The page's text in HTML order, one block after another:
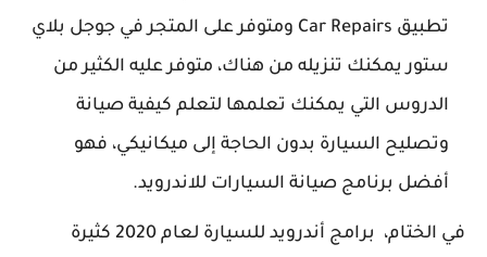
تطبيق Car Repairs ومتوفر على المتجر في جوجل بلاي
ستور يمكنك تنزيله من هناك، متوفر عليه الكثير من
الدروس التي يمكنك تعلمها لتعلم كيفية صيانة
وتصليح السيارة بدون الحاجة إلى ميكانيكي، فهو
أفضل برنامج صيانة السيارات للاندرويد.
في الختام، برامج أندرويد للسيارة لعام 2020 كثيرة